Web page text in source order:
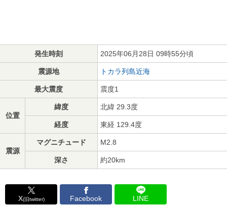
発生時刻 2025年06月28日 09時55分頃
震源地 トカラ列島近海
最大震度 震度1
位置
緯度 北緯 29.3度
経度 東経 129.4度
震源
マグニチュード M2.8
深さ 約20km
X(旧twitter) Facebook LINE